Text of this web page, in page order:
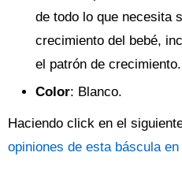
de todo lo que necesita
crecimiento del bebé,
el patrón de crecimiento.
Color: Blanco.
Haciendo click en el
opiniones de esta báscula